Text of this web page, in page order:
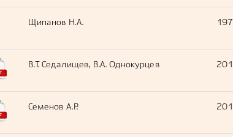
Щипанов Н.А.
В.Т. Седалищев, В.А. Однокурцев
Семенов А.Р.